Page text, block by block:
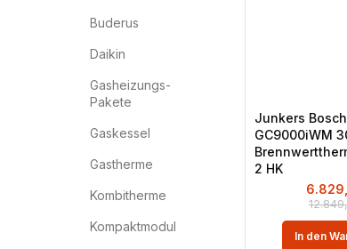
Buderus
Daikin
Gasheizungs-
Pakete
Gaskessel
Gastherme
Kombitherme
Kompaktmodul
Junkers Bosch
GC9000iWM
2 HK
In den